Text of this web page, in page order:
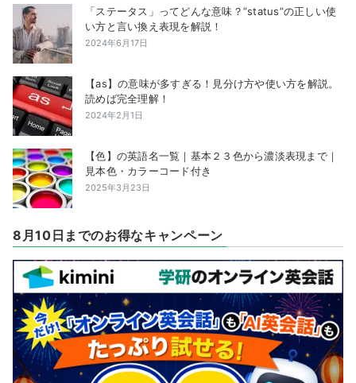
「ステータス」ってどんな意味？”status”の正しい使
い方と言い換え表現を解説！
2024年6月17日
【as】の意味が多すぎる！見分け方や使い方を解説。
読めば完全理解！
2024年2月1日
【色】の英語名一覧｜基本２３色から濃淡表現まで｜
見本色・カラーコード付き
2025年3月23日
8月10日までのお得なキャンペーン